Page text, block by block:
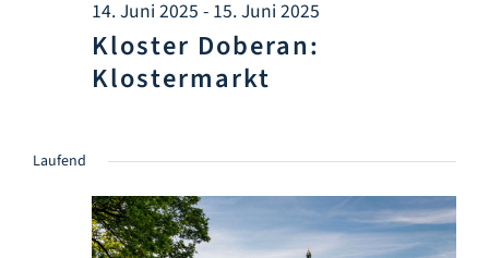
14. Juni 2025 - 15. Juni 2025
Kloster Doberan:
Klostermarkt
Laufend